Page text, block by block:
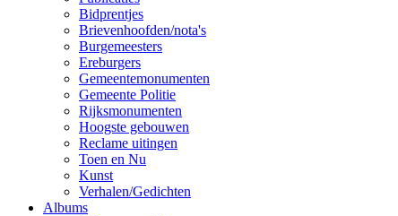
Bidprentjes
Brievenhoofden/nota's
Burgemeesters
Ereburgers
Gemeentemonumenten
Gemeente Politie
Rijksmonumenten
Hoogste gebouwen
Reclame uitingen
Toen en Nu
Kunst
Verhalen/Gedichten
Albums